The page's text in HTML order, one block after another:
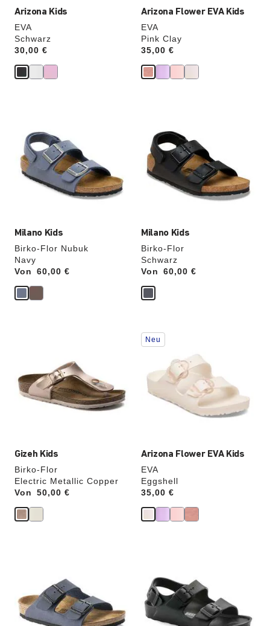
Arizona Kids
EVA
Schwarz
Price:
30,00 €
Arizona Flower EVA Kids
EVA
Pink Clay
Price:
35,00 €
Milano Kids
Birko-Flor Nubuk
Navy
Von
Price:60,00 €
Farben
werden
die
Produktbilder
aktualisiert.
Milano Kids
Birko-Flor
Schwarz
Von
Price:60,00 €
Farben
werden
die
Produktbilder
aktualisiert.
Gizeh Kids
Birko-Flor
Electric Metallic Copper
Von
Price:50,00 €
werden
die
Produktbilder
aktualisiert.
Arizona Flower EVA Kids
EVA
Eggshell
Price:
35,00 €
Durch
Anklicken
werden
die
Produktbilder
aktualisiert.
Neu
werden
die
Produktbilder
Farben
werden
die
Produktbilder